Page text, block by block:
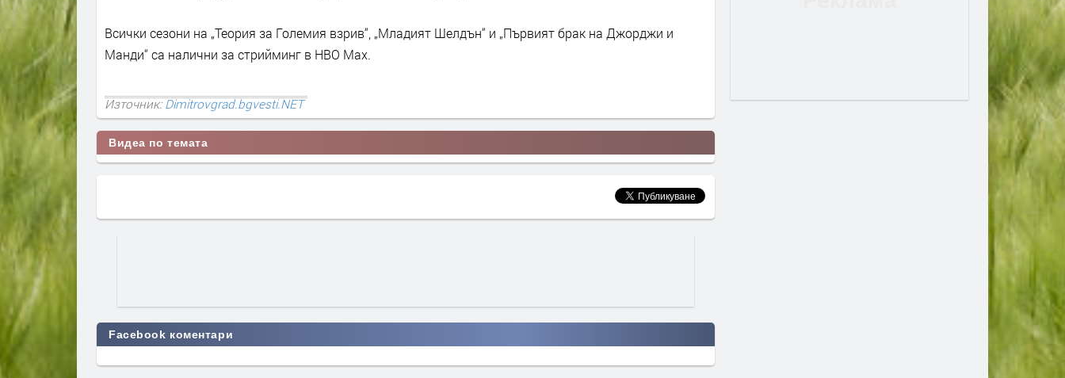
Всички сезони на „Теория за Големия взрив“, „Младият Шелдън“ и „Първият брак на Джорджи и
Манди“ са налични за стрийминг в HBO Max.
Източник:Dimitrovgrad.bgvesti.NET
Видеа по темата
Facebook коментари